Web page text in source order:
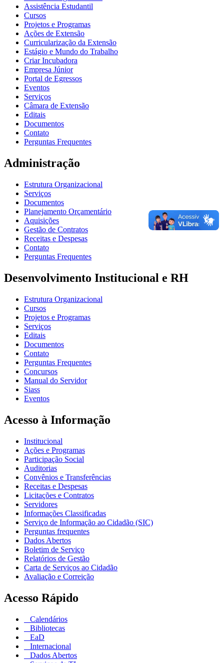
Assistência Estudantil
Cursos
Projetos e Programas
Ações de Extensão
Curricularização da Extensão
Estágio e Mundo do Trabalho
Criar Incubadora
Empresa Júnior
Portal de Egressos
Eventos
Serviços
Câmara de Extensão
Editais
Documentos
Contato
Perguntas Frequentes
Administração
Estrutura Organizacional
Serviços
Documentos
Planejamento Orçamentário
Aquisições
Gestão de Contratos
Receitas e Despesas
Contato
Perguntas Frequentes
Desenvolvimento Institucional e RH
Estrutura Organizacional
Cursos
Projetos e Programas
Serviços
Editais
Documentos
Contato
Perguntas Frequentes
Concursos
Manual do Servidor
Siass
Eventos
Acesso à Informação
Institucional
Ações e Programas
Participação Social
Auditorias
Convênios e Transferências
Receitas e Despesas
Licitações e Contratos
Servidores
Informações Classificadas
Serviço de Informação ao Cidadão (SIC)
Perguntas frequentes
Dados Abertos
Boletim de Serviço
Relatórios de Gestão
Carta de Serviços ao Cidadão
Avaliação e Correição
Acesso Rápido
Calendários
Bibliotecas
EaD
Internacional
Dados Abertos